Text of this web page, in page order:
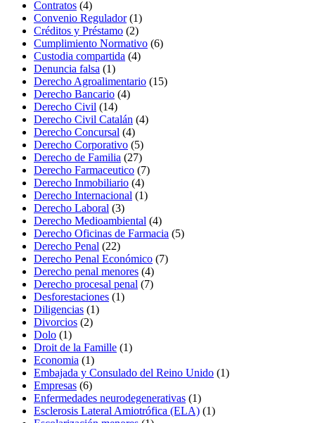
Contratos (4)
Convenio Regulador(1)
Créditos y Préstamo (2)
Cumplimiento Normativo (6)
Custodia compartida (4)
Denuncia falsa (1)
Derecho Agroalimentario (15)
Derecho Bancario (4)
Derecho Civil (14)
Derecho Civil Catalán (4)
Derecho Concursal (4)
Derecho Corporativo (5)
Derecho de Familia (27)
Derecho Farmaceutico (7)
Derecho Inmobiliario (4)
Derecho Internacional (1)
Derecho Laboral (3)
Derecho Medioambiental (4)
Derecho Oficinas de Farmacia (5)
Derecho Penal (22)
Derecho Penal Económico (7)
Derecho penal menores (4)
Derecho procesal penal (7)
Desforestaciones (1)
Diligencias (1)
Divorcios (2)
Dolo (1)
Droit de la Famille (1)
Economia (1)
Embajada y Consulado del Reino Unido (1)
Empresas (6)
Enfermedades neurodegenerativas (1)
Esclerosis Lateral Amiotrófica (ELA) (1)